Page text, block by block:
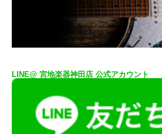
LINE@ 宮地楽器神田店 公式アカウント